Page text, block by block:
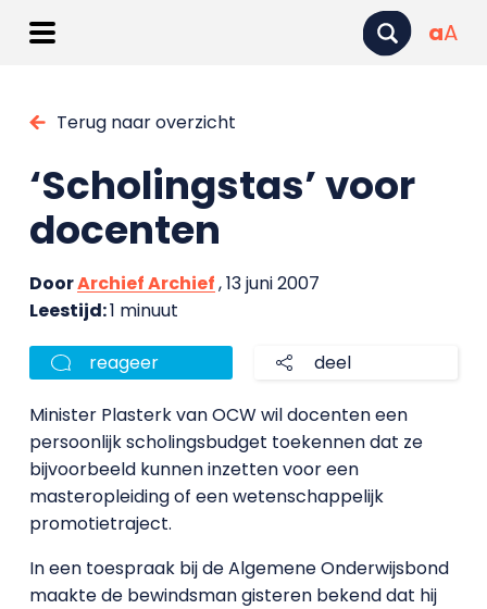
aA
Terug naar overzicht
‘Scholingstas’ voor
docenten
DoorArchief Archief, 13 juni 2007
Leestijd:1 minuut
reageer deel
Minister Plasterk van OCW wil docenten een
persoonlijk scholingsbudget toekennen dat ze
bijvoorbeeld kunnen inzetten voor een
masteropleiding of een wetenschappelijk
promotietraject.
In een toespraak bij de Algemene Onderwijsbond
maakte de bewindsman gisteren bekend dat hij